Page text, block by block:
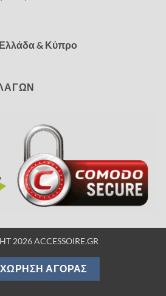
& Κύπρο
2026 ACCESSOIRE.GR
ΑΓΟΡΆΣ